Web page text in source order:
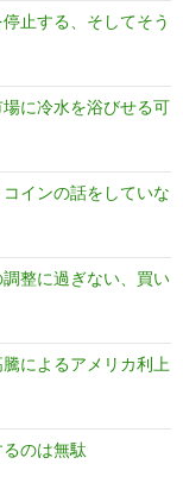
止する、そしてそう
に冷水を浴びせる可
インの話をしていな
整に過ぎない、買い
によるアメリカ利上
のは無駄